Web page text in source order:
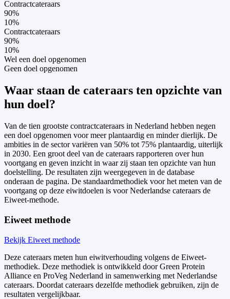
Contractcateraars
90%
10%
Contractcateraars
90%
10%
Wel een doel opgenomen
Geen doel opgenomen
Waar staan de cateraars ten opzichte van
hun doel?
Van de tien grootste contractcateraars in Nederland hebben negen
een doel opgenomen voor meer plantaardig en minder dierlijk. De
ambities in de sector variëren van 50% tot 75% plantaardig, uiterlijk
in 2030. Een groot deel van de cateraars rapporteren over hun
voortgang en geven inzicht in waar zij staan ten opzichte van hun
doelstelling. De resultaten zijn weergegeven in de database
onderaan de pagina. De standaardmethodiek voor het meten van de
voortgang op deze eiwitdoelen is voor Nederlandse cateraars de
Eiweet-methode.
Eiweet methode
Bekijk Eiweet methode
Deze cateraars meten hun eiwitverhouding volgens de Eiweet-
methodiek. Deze methodiek is ontwikkeld door Green Protein
Alliance en ProVeg Nederland in samenwerking met Nederlandse
cateraars. Doordat cateraars dezelfde methodiek gebruiken, zijn de
resultaten vergelijkbaar.